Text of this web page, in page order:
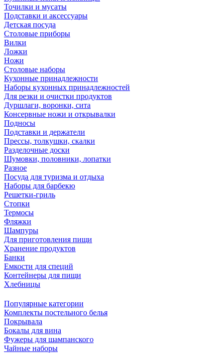
Точилки и мусаты
Подставки и аксессуары
Детская посуда
Столовые приборы
Вилки
Ложки
Ножи
Столовые наборы
Кухонные принадлежности
Наборы кухонных принадлежностей
Для резки и очистки продуктов
Дуршлаги, воронки, сита
Консервные ножи и открывалки
Подносы
Подставки и держатели
Прессы, толкушки, скалки
Разделочные доски
Шумовки, половники, лопатки
Разное
Посуда для туризма и отдыха
Наборы для барбекю
Решетки-гриль
Стопки
Термосы
Фляжки
Шампуры
Для приготовления пищи
Хранение продуктов
Банки
Емкости для специй
Контейнеры для пищи
Хлебницы
Популярные категории
Комплекты постельного белья
Покрывала
Бокалы для вина
Фужеры для шампанского
Чайные наборы